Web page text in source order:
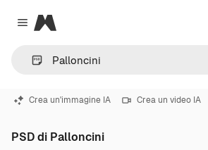
Close menu
Magnific
Crea un'immagine IA Crea un video IA
PSD di Palloncini